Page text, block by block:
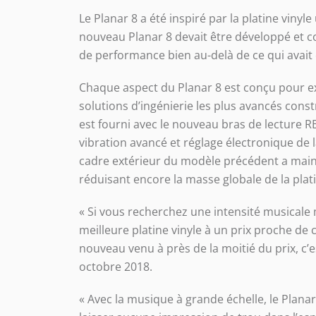
Le Planar 8 a été inspiré par la platine
nouveau Planar 8 devait être développé et
de performance bien au-delà de ce qui
Chaque aspect du Planar 8 est conçu pour
solutions d’ingénierie les plus avancés
est fourni avec le nouveau bras de lecture
vibration avancé et réglage électronique
cadre extérieur du modèle précédent a
réduisant encore la masse globale de la
« Si vous recherchez une intensité
meilleure platine vinyle à un prix proche de
nouveau venu à près de la moitié du prix,
octobre 2018.
« Avec la musique à grande échelle, le